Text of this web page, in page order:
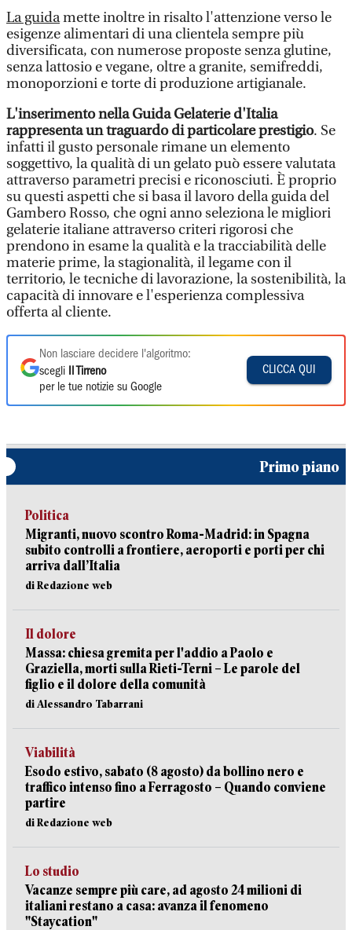
La guidamette inoltre in risalto l'attenzione verso le
esigenze alimentari di una clientela sempre più
diversificata, con numerose proposte senza glutine,
senza lattosio e vegane, oltre a granite, semifreddi,
monoporzioni e torte di produzione artigianale.
L'inserimento nella Guida Gelaterie d'Italia
rappresenta un traguardo di particolare prestigio. Se
infatti il gusto personale rimane un elemento
soggettivo, la qualità di un gelato può essere valutata
attraverso parametri precisi e riconosciuti. È proprio
su questi aspetti che si basa il lavoro della guida del
Gambero Rosso, che ogni anno seleziona le migliori
gelaterie italiane attraverso criteri rigorosi che
prendono in esame la qualità e la tracciabilità delle
materie prime, la stagionalità, il legame con il
territorio, le tecniche di lavorazione, la sostenibilità, la
capacità di innovare e l'esperienza complessiva
offerta al cliente.
Non lasciare decidere l'algoritmo:
scegli
Il Tirreno
per le tue notizie su Google
CLICCA QUI
Primo piano
Politica
Migranti, nuovo scontro Roma-Madrid: in Spagna
subito controlli a frontiere, aeroporti e porti per chi
arriva dall’Italia
di Redazione web
Il dolore
Massa: chiesa gremita per l'addio a Paolo e
Graziella, morti sulla Rieti-Terni – Le parole del
figlio e il dolore della comunità
di Alessandro Tabarrani
Viabilità
Esodo estivo, sabato (8 agosto) da bollino nero e
traffico intenso fino a Ferragosto – Quando conviene
partire
di Redazione web
Lo studio
Vacanze sempre più care, ad agosto 24 milioni di
italiani restano a casa: avanza il fenomeno
"Staycation"